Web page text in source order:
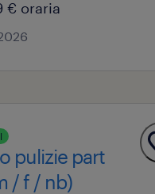
€ oraria
pulizie part
/ f / nb)